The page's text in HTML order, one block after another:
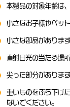
本製品の対象年齢は
小さなお子様やペッ
小さな部品がありま
直射日光の当たる場
尖った部分がありま
重いものをぶら下げ
ないでください。